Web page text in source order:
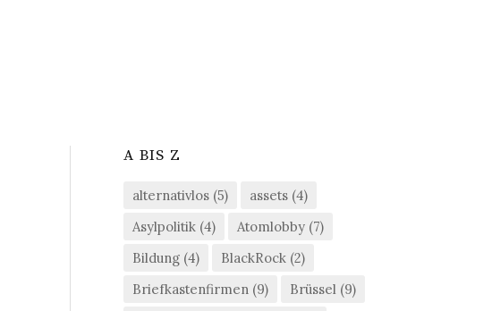
A BIS Z
alternativlos (5) assets (4)
Asylpolitik (4) Atomlobby (7)
Bildung (4) BlackRock (2)
Briefkastenfirmen (9) Brüssel (9)